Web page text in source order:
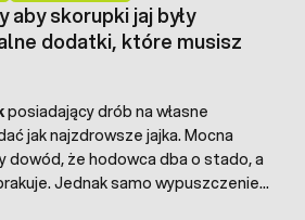
aby skorupki jaj były
dodatki, które musisz
posiadający drób na własne
jak najzdrowsze jajka. Mocna
dowód, że hodowca dba o stado, a
Jednak samo wypuszczenie
wystarcza. Nie zawsze na